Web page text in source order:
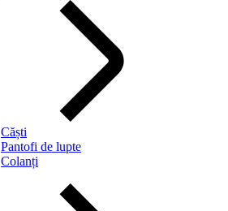
Căști
Pantofi de lupte
Colanți